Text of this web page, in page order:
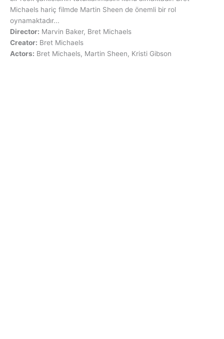
Michaels hariç filmde Martin Sheen de önemli bir rol
oynamaktadır...
Director: Marvin Baker, Bret Michaels
Creator: Bret Michaels
Actors: Bret Michaels, Martin Sheen, Kristi Gibson